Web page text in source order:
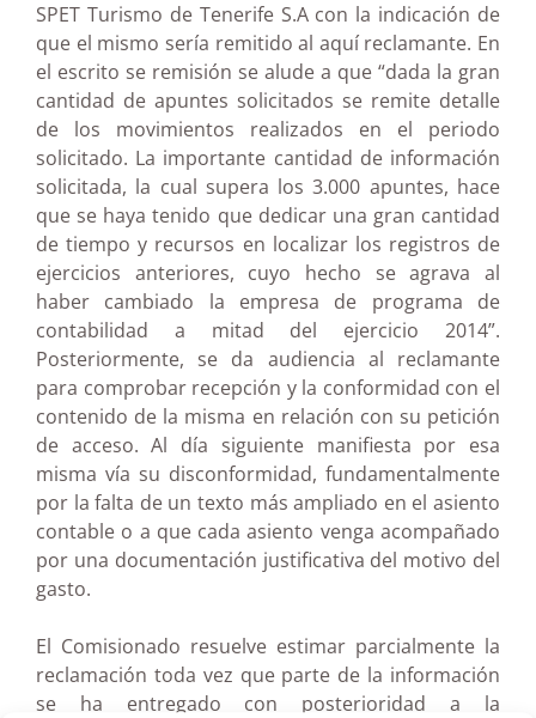
SPET Turismo de Tenerife S.A con la indicación de
que el mismo sería remitido al aquí reclamante. En
el escrito se remisión se alude a que “dada la gran
cantidad de apuntes solicitados se remite detalle
de los movimientos realizados en el periodo
solicitado. La importante cantidad de información
solicitada, la cual supera los 3.000 apuntes, hace
que se haya tenido que dedicar una gran cantidad
de tiempo y recursos en localizar los registros de
ejercicios anteriores, cuyo hecho se agrava al
haber cambiado la empresa de programa de
contabilidad a mitad del ejercicio 2014”.
Posteriormente, se da audiencia al reclamante
para comprobar recepción y la conformidad con el
contenido de la misma en relación con su petición
de acceso. Al día siguiente manifiesta por esa
misma vía su disconformidad, fundamentalmente
por la falta de un texto más ampliado en el asiento
contable o a que cada asiento venga acompañado
por una documentación justificativa del motivo del
gasto.
El Comisionado resuelve estimar parcialmente la
reclamación toda vez que parte de la información
se ha entregado con posterioridad a la